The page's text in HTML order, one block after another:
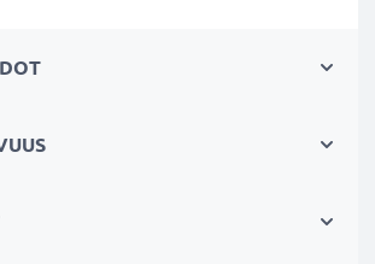
väreistä tai
kirkkaampia kuvia: korjaa UV-valon